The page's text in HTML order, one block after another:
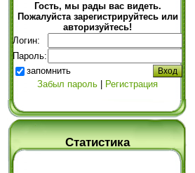
Гость, мы рады вас видеть.
Пожалуйста зарегистрируйтесь или
авторизуйтесь!
Логин:
Пароль:
запомнить
Забыл пароль
Регистрация
Статистика